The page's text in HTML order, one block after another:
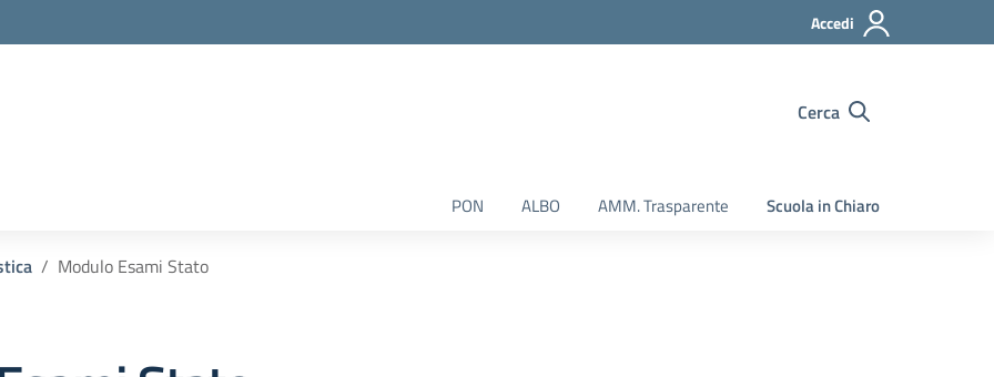
Accedi
Cerca
PON ALBO AMM. Trasparente Scuola in Chiaro
Modulo Esami Stato